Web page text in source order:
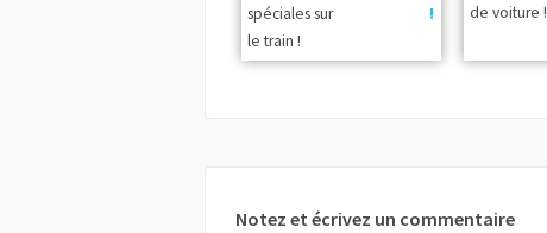
spéciales sur
le train !
!
de voiture !
Notez et écrivez un commentaire